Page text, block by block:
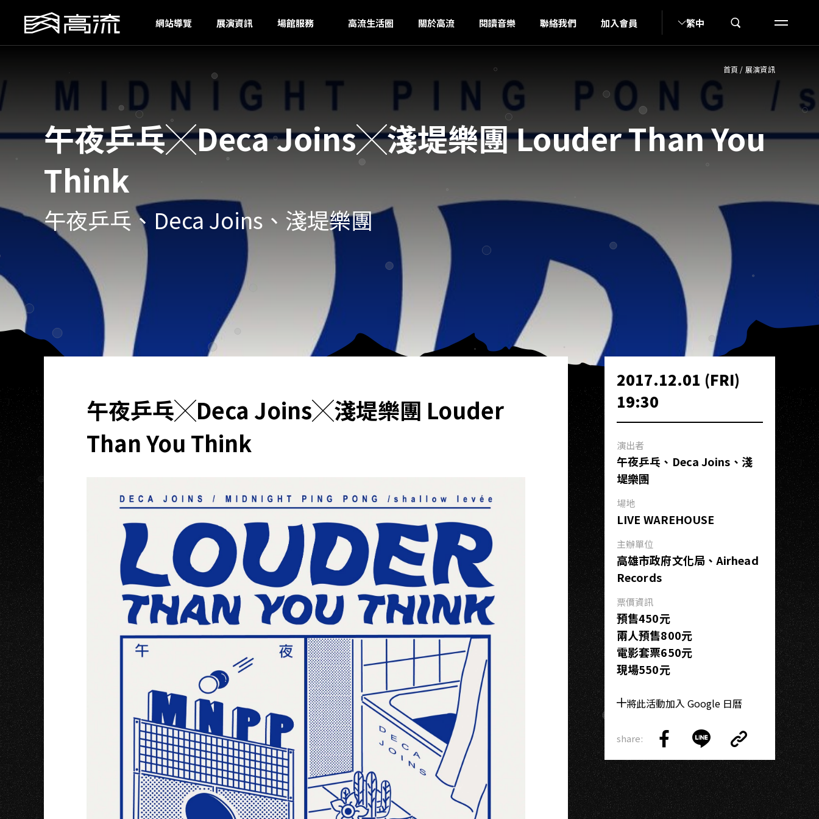
網站導覽 展演資訊 場館服務 高流生活圈 關於高流 閱讀音樂 聯絡我們 加入會員 繁中
首頁 / 展演資訊
午夜乒乓╳Deca Joins╳淺堤樂團 Louder Than You
Think
午夜乒乓、Deca Joins、淺堤樂團
午夜乒乓╳Deca Joins╳淺堤樂團 Louder
Than You Think
2017.12.01 (FRI)
19:30
演出者
午夜乒乓、Deca Joins、淺
堤樂團
場地
LIVE WAREHOUSE
主辦單位
高雄市政府文化局、Airhead
Records
票價資訊
預售450元
兩人預售800元
電影套票650元
現場550元
將此活動加入 Google 日曆
share:
on
Facebook
on
LINE
Link
Copy
Link